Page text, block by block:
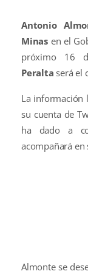
Antonio
Minas en el
próximo 16
Peralta será el
La información
su cuenta de
ha dado a
acompañará
Almonte se